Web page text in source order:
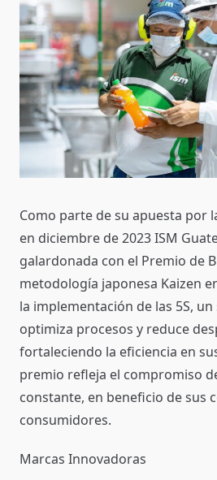
Como parte de su apuesta por
en diciembre de 2023 ISM
galardonada con el Premio de
metodología japonesa Kaizen
la implementación de las 5S,
optimiza procesos y reduce
fortaleciendo la eficiencia en
premio refleja el compromiso
constante, en beneficio de sus
consumidores.
Marcas Innovadoras